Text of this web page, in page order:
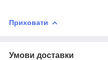
Приховати
Умови доставки